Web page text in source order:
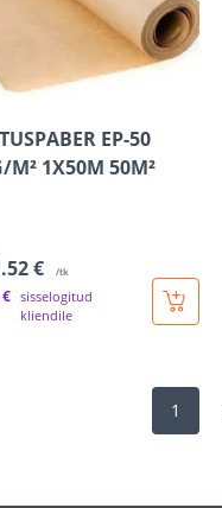
EP-50
M² 1X50M 50M²
.52 € /tk
sisselogitud
kliendile
1